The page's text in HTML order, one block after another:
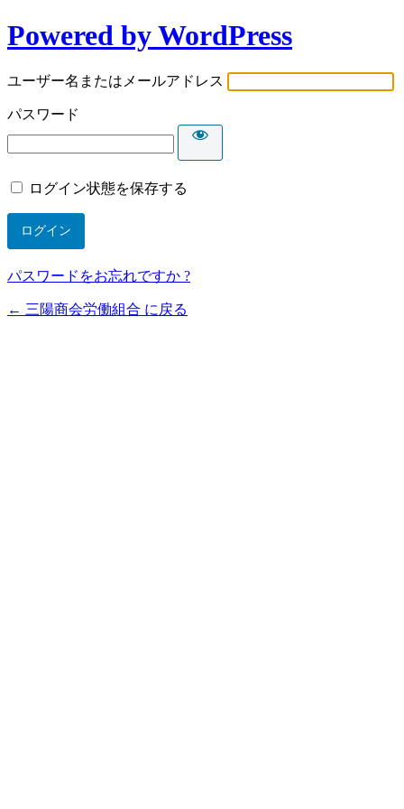
Powered by WordPress
ユーザー名またはメールアドレス
パスワード
ログイン状態を保存する
パスワードをお忘れですか ?
← 三陽商会労働組合 に戻る